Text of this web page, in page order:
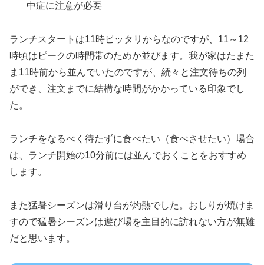
中症に注意が必要
ランチスタートは11時ピッタリからなのですが、11～12
時頃はピークの時間帯のためか並びます。我が家はたまた
ま11時前から並んでいたのですが、続々と注文待ちの列
ができ、注文までに結構な時間がかかっている印象でし
た。
ランチをなるべく待たずに食べたい（食べさせたい）場合
は、ランチ開始の10分前には並んでおくことをおすすめ
します。
また猛暑シーズンは滑り台が灼熱でした。おしりが焼けま
すので猛暑シーズンは遊び場を主目的に訪れない方が無難
だと思います。